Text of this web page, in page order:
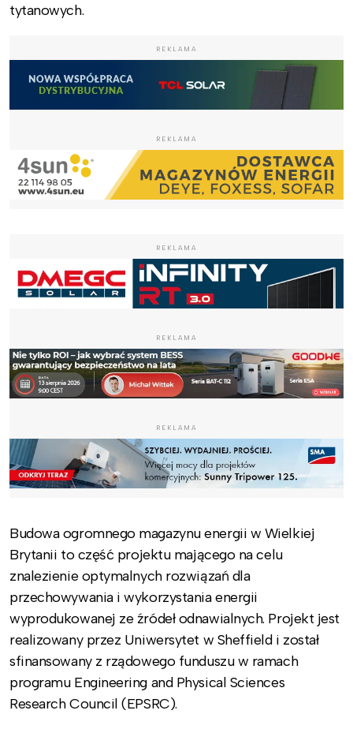
tytanowych.
REKLAMA
REKLAMA
REKLAMA
REKLAMA
REKLAMA
Budowa ogromnego magazynu energii w Wielkiej
Brytanii to część projektu mającego na celu
znalezienie optymalnych rozwiązań dla
przechowywania i wykorzystania energii
wyprodukowanej ze źródeł odnawialnych. Projekt jest
realizowany przez Uniwersytet w Sheffield i został
sfinansowany z rządowego funduszu w ramach
programu Engineering and Physical Sciences
Research Council (EPSRC).